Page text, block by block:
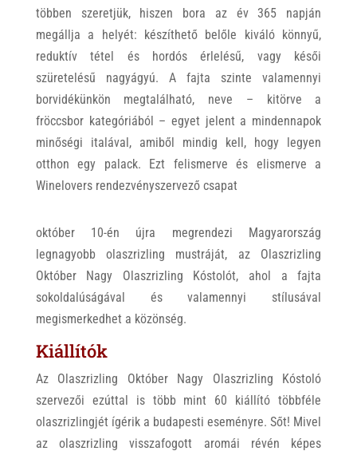
többen szeretjük, hiszen bora az év 365 napján
megállja a helyét: készíthető belőle kiváló könnyű,
reduktív tétel és hordós érlelésű, vagy késői
szüretelésű nagyágyú. A fajta szinte valamennyi
borvidékünkön megtalálható, neve – kitörve a
fröccsbor kategóriából – egyet jelent a mindennapok
minőségi italával, amiből mindig kell, hogy legyen
otthon egy palack. Ezt felismerve és elismerve a
Winelovers rendezvényszervező csapat
október 10-én újra megrendezi Magyarország
legnagyobb olaszrizling mustráját, az Olaszrizling
Október Nagy Olaszrizling Kóstolót, ahol a fajta
sokoldalúságával és valamennyi stílusával
megismerkedhet a közönség.
Kiállítók
Az Olaszrizling Október Nagy Olaszrizling Kóstoló
szervezői ezúttal is több mint 60 kiállító többféle
olaszrizlingjét ígérik a budapesti eseményre. Sőt! Mivel
az olaszrizling visszafogott aromái révén képes